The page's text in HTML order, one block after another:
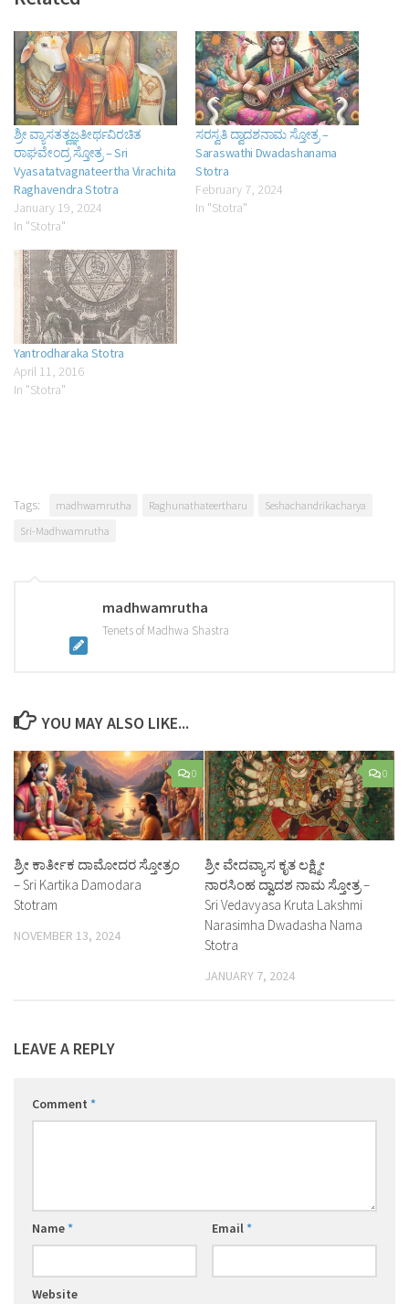
ಶ್ರೀ ವ್ಯಾಸತತ್ವಜ್ಞತೀರ್ಥವಿರಚಿತ
ರಾಘವೇಂದ್ರ ಸ್ತೋತ್ರ – Sri
Vyasatatvagnateertha Virachita
Raghavendra Stotra
January 19, 2024
In "Stotra"
ಸರಸ್ವತಿ ದ್ವಾದಶನಾಮ ಸ್ತೋತ್ರ –
Saraswathi Dwadashanama
Stotra
February 7, 2024
In "Stotra"
Yantrodharaka Stotra
April 11, 2016
In "Stotra"
Tags: madhwamrutha Raghunathateertharu
Seshachandrikacharya
Sri-Madhwamrutha
madhwamrutha
Tenets of Madhwa Shastra
YOU MAY ALSO LIKE...
0
ಶ್ರೀ ಕಾರ್ತೀಕ ದಾಮೋದರ ಸ್ತೋತ್ರಂ
– Sri Kartika Damodara
Stotram
NOVEMBER 13, 2024
0
ಶ್ರೀ ವೇದವ್ಯಾಸ ಕೃತ ಲಕ್ಷ್ಮೀ
ನಾರಸಿಂಹ ದ್ವಾದಶ ನಾಮ ಸ್ತೋತ್ರ –
Sri Vedavyasa Kruta Lakshmi
Narasimha Dwadasha Nama
Stotra
JANUARY 7, 2024
LEAVE A REPLY
Comment *
Name* Email*
Website